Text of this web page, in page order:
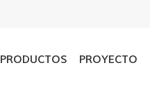
PRODUCTOS PROYECTO